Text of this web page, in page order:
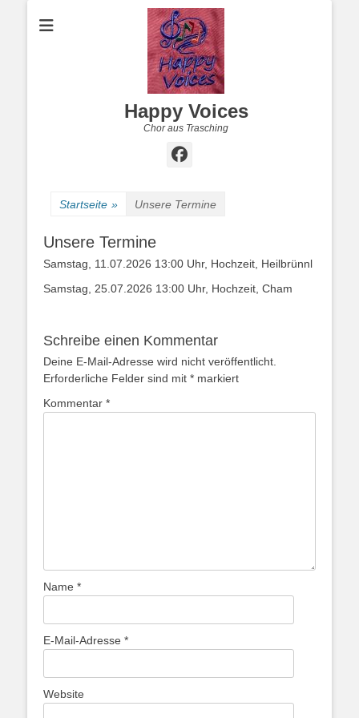
Happy Voices
Chor aus Trasching
Facebook
Startseite » Unsere Termine
Unsere Termine
Samstag, 11.07.2026 13:00 Uhr, Hochzeit, Heilbrünnl
Samstag, 25.07.2026 13:00 Uhr, Hochzeit, Cham
Schreibe einen Kommentar
Deine E-Mail-Adresse wird nicht veröffentlicht.
Erforderliche Felder sind mit * markiert
Kommentar *
Name *
E-Mail-Adresse *
Website